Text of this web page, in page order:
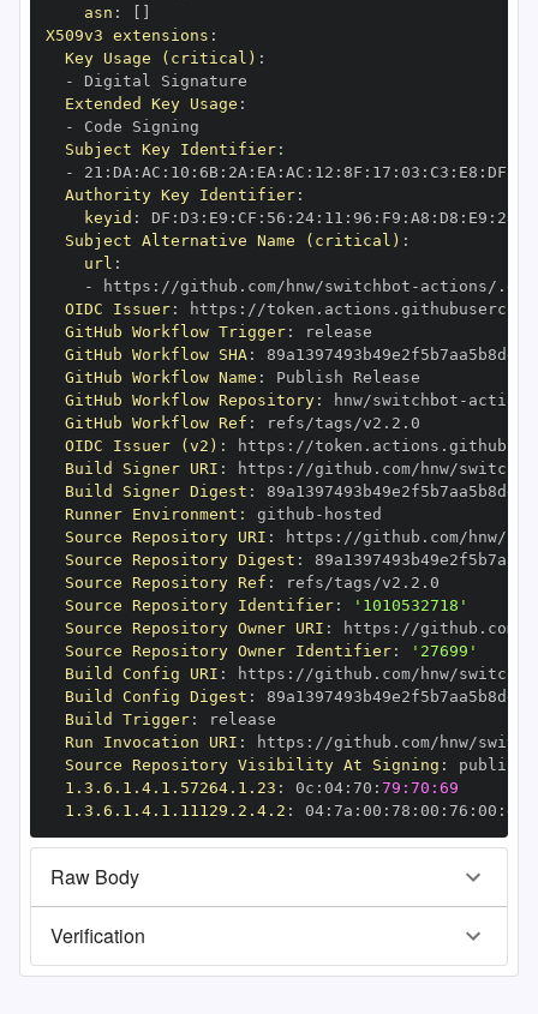
asn :
X509v3 extensions :
Key Usage (critical) :
-
Extended Key Usage :
-
Subject Key Identifier:
-
21 : DA : AC : 10 : 6B: 2A : EA : AC : 12 : 8F : 17 : 03 : C3 : E8 : DF
Authority Key Identifier:
keyid : DF : D3 : E9 : CF : 56 : 24: 11 : 96 : F9 : A8 : D8 : E9 : 28
Subject Alternative Name (critical) :
url :
-
https : //github.com/hnw/switchbot -
OIDC Issuer: https :
GitHub Workflow Trigger:
GitHub Workflow SHA:
GitHub Workflow Name :
GitHub Workflow Repository: hnw/switchbot -
GitHub Workflow Ref :
OIDC Issuer (v2) : https :
Build Signer URI : https : //github.com/hnw/
Build Signer Digest :
Runner Environment : github -
Source Repository URI : https : //github.com/hnw/
Source Repository Digest :
Source Repository Ref :
Source Repository Identifier:
'1010532718'
Source Repository Owner URI : https :
Source Repository Owner Identifier:
'27699'
Build Config URI : https : //github.com/hnw/
Build Config Digest :
Build Trigger:
Run Invocation URI : https : //github.com/hnw/
Source Repository Visibility At Signing :
1.3.6.1.4.1.57264.1.23 : 0c : 04: 70 : 79:70:69
1.3.6.1.4.1.11129.2.4.2 : 04: 7a : 00 : 78 : 00 : 76 : 00 : dd
Raw Body
Verification